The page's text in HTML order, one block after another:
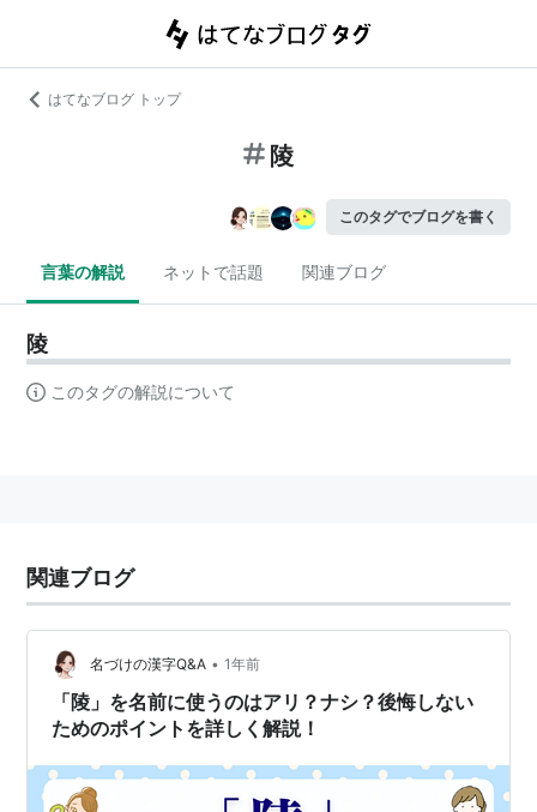
はてなブログ トップ
陵
このタグでブログを書く
言葉の解説 ネットで話題 関連ブログ
陵
このタグの解説について
関連ブログ
名づけの漢字Q&A • 1年前
「陵」を名前に使うのはアリ？ナシ？後悔しない
ためのポイントを詳しく解説！